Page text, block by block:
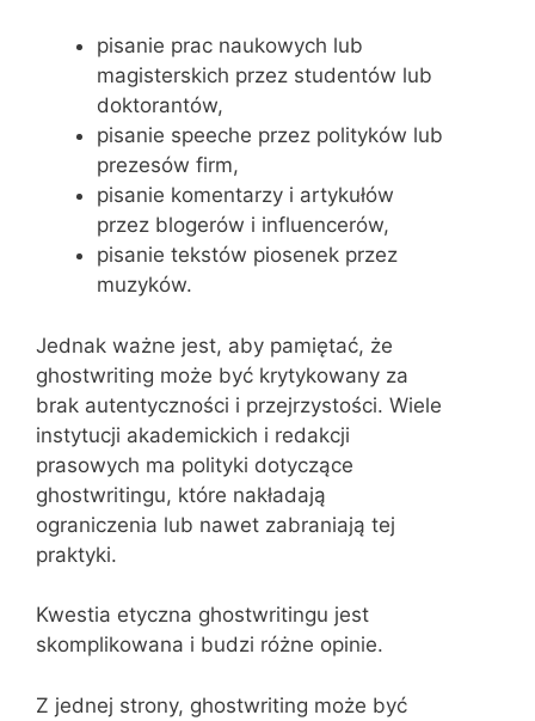
pisanie prac naukowych lub
magisterskich przez studentów lub
doktorantów,
pisanie speeche przez polityków lub
prezesów firm,
pisanie komentarzy i artykułów
przez blogerów i influencerów,
pisanie tekstów piosenek przez
muzyków.
Jednak ważne jest, aby pamiętać, że
ghostwriting może być krytykowany za
brak autentyczności i przejrzystości. Wiele
instytucji akademickich i redakcji
prasowych ma polityki dotyczące
ghostwritingu, które nakładają
ograniczenia lub nawet zabraniają tej
praktyki.
Kwestia etyczna ghostwritingu jest
skomplikowana i budzi różne opinie.
Z jednej strony, ghostwriting może być